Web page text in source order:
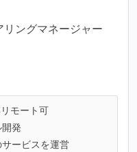
リングマネージャー
モート可
発
サービスを運営